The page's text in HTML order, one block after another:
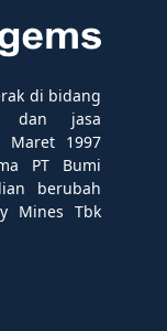
di bidang
dan jasa
Maret 1997
PT Bumi
berubah
Mines Tbk